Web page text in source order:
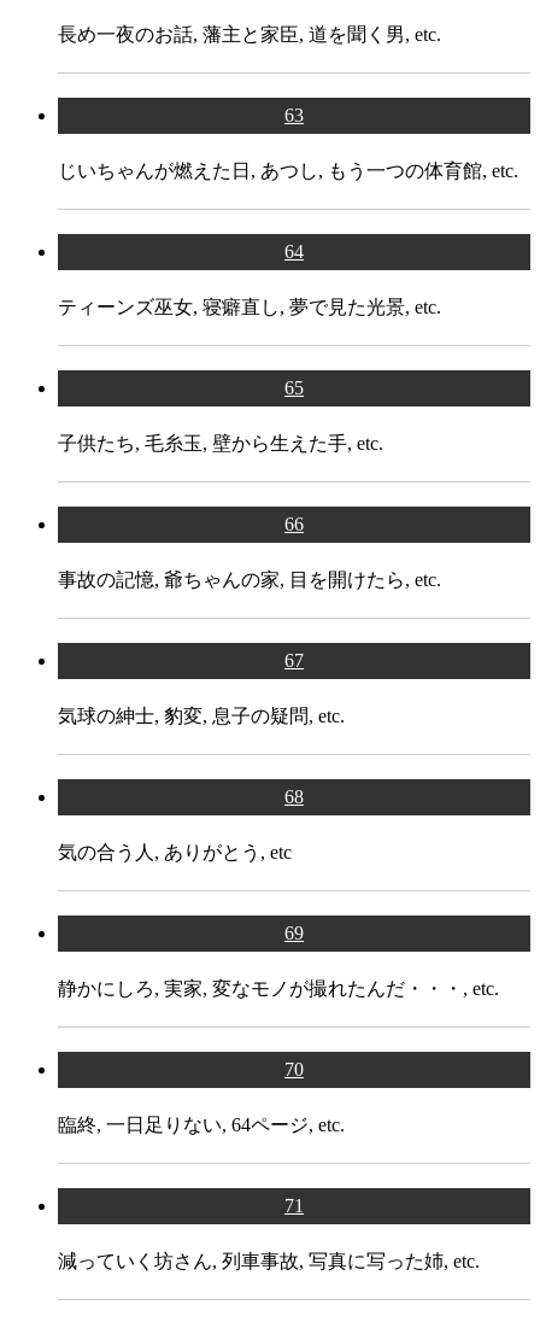
長め一夜のお話, 藩主と家臣, 道を聞く男, etc.
63
じいちゃんが燃えた日, あつし, もう一つの体育館, etc.
64
ティーンズ巫女, 寝癖直し, 夢で見た光景, etc.
65
子供たち, 毛糸玉, 壁から生えた手, etc.
66
事故の記憶, 爺ちゃんの家, 目を開けたら, etc.
67
気球の紳士, 豹変, 息子の疑問, etc.
68
気の合う人, ありがとう, etc
69
静かにしろ, 実家, 変なモノが撮れたんだ・・・, etc.
70
臨終, 一日足りない, 64ページ, etc.
71
減っていく坊さん, 列車事故, 写真に写った姉, etc.